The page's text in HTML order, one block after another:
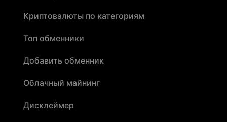
Криптовалюты по категориям
Топ обменники
Добавить обменник
Облачный майнинг
Дисклеймер